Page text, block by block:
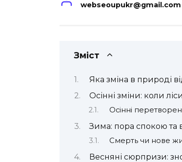
webseoupukr@gmail.com
Зміст
Яка зміна в природі
Осінні зміни: коли
Осінні
Зима: пора спокою та
Смерть чи нове
Весняні сюрпризи: